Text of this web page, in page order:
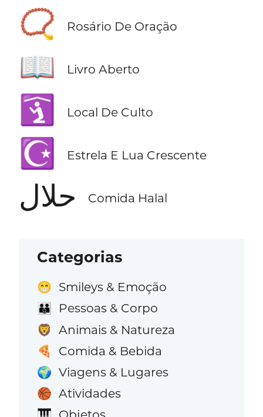
📿 Rosário De Oração
📖 Livro Aberto
🛐 Local De Culto
☪️ Estrela E Lua Crescente
حلال Comida Halal
Categorias
😁 Smileys & Emoção
👪 Pessoas & Corpo
🦁 Animais & Natureza
🍕 Comida & Bebida
🌍 Viagens & Lugares
🏀 Atividades